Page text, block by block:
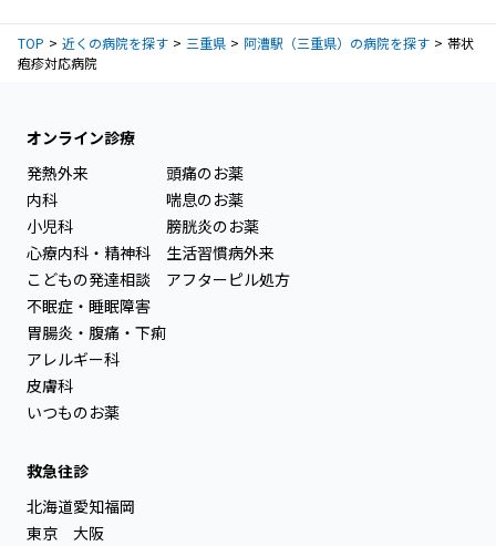
TOP 近くの病院を探す 三重県 阿漕駅（三重県）の病院を探す
帯状
疱疹対応病院
オンライン診療
発熱外来
内科
小児科
心療内科・精神科
こどもの発達相談
不眠症・睡眠障害
胃腸炎・腹痛・下痢
アレルギー科
皮膚科
いつものお薬
頭痛のお薬
喘息のお薬
膀胱炎のお薬
生活習慣病外来
アフターピル処方
救急往診
北海道
東京
愛知
大阪
福岡